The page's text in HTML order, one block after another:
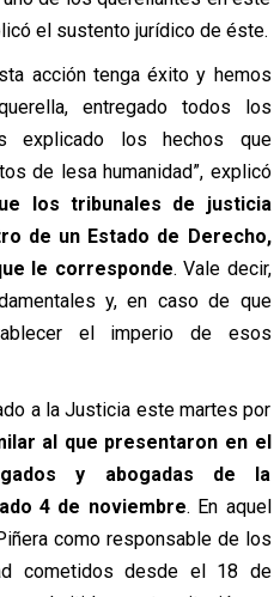
el sustento jurídico de éste.
acción tenga éxito y hemos
entregado todos los
explicado los hechos que
de lesa humanidad”, explicó
los tribunales de justicia
de un Estado de Derecho,
le corresponde. Vale decir,
y, en caso de que
el imperio de esos
a la Justicia este martes por
al que presentaron en el
y abogadas de la
4 de noviembre. En aquel
como responsable de los
cometidos desde el 18 de